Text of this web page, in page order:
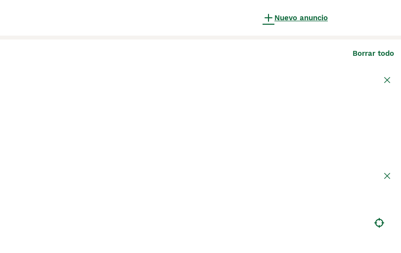
Nuevo anuncio
Borrar todo